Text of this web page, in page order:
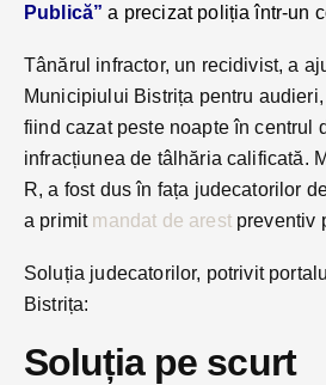
Publică” a precizat poliția într-un
Tânărul infractor, un recidivist, a
Municipiului Bistrița pentru
fiind cazat peste noapte în centrul
infracțiunea de tâlhăria calificată.
R, a fost dus în fața judecatorilor
a primitmandat de arestpreventiv
Soluția judecatorilor, potrivit
Bistrița:
Soluția pe scurt